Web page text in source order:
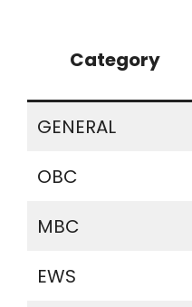
Category
GENERAL
OBC
MBC
EWS